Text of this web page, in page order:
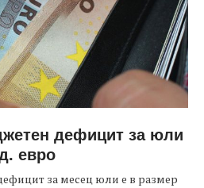
дефицит за юли
евро
за месец юли е в размер